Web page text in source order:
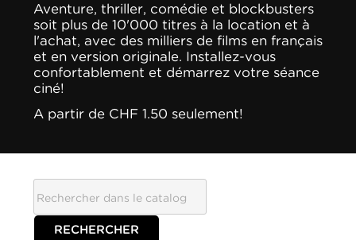
Aventure, thriller, comédie et blockbusters
soit plus de 10'000 titres à la location et à
l'achat, avec des milliers de films en français
et en version originale. Installez-vous
confortablement et démarrez votre séance
ciné!
A partir de CHF 1.50 seulement!